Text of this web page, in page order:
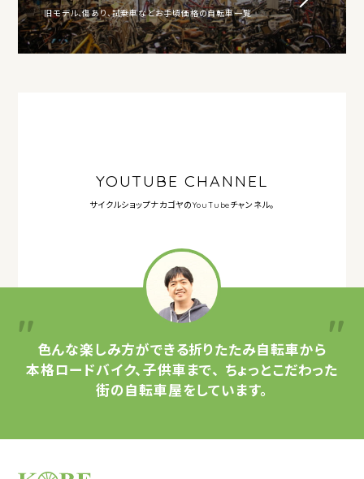
旧モデル、傷あり、試乗車などお手頃価格の自転車一覧
YOUTUBE CHANNEL
サイクルショップナカゴヤのYouTubeチャンネル。
色んな楽しみ方ができる折りたたみ自転車から
本格ロードバイク、子供車まで、 ちょっとこだわった
街の自転車屋をしています。